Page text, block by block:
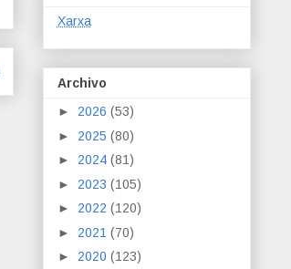
Xarxa
Archivo
► 2026 (53)
► 2025 (80)
► 2024 (81)
► 2023 (105)
► 2022 (120)
► 2021 (70)
► 2020 (123)